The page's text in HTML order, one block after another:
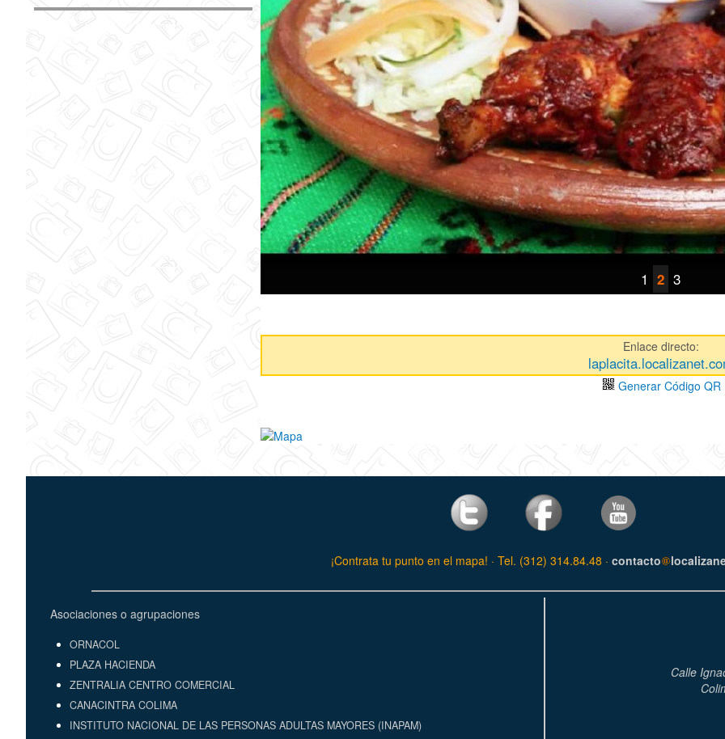
1 2 3
Enlace directo:
Generar Código QR
¡Contrata tu punto en el mapa! · Tel. (312) 314.84.48 · contacto
Asociaciones o agrupaciones
ORNACOL
PLAZA HACIENDA
ZENTRALIA CENTRO COMERCIAL
CANACINTRA COLIMA
INSTITUTO NACIONAL DE LAS PERSONAS ADULTAS MAYORES (INAPAM)
Calle